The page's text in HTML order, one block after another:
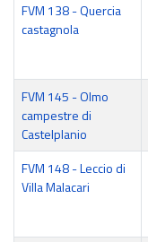
FVM 138 - Quercia
castagnola
FVM 145 - Olmo
campestre di
Castelplanio
FVM 148 - Leccio di
Villa Malacari